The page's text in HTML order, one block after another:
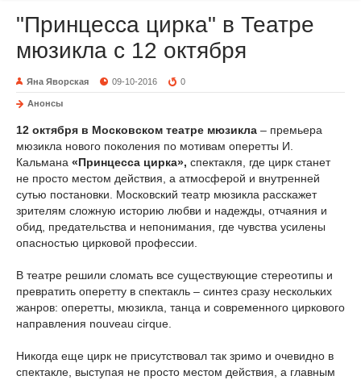
"Принцесса цирка" в Театре
мюзикла с 12 октября
Яна Яворская 09-10-2016 0
Анонсы
12 октября в Московском театре мюзикла – премьера
мюзикла нового поколения по мотивам оперетты И.
Кальмана «Принцесса цирка», спектакля, где цирк станет
не просто местом действия, а атмосферой и внутренней
сутью постановки. Московский театр мюзикла расскажет
зрителям сложную историю любви и надежды, отчаяния и
обид, предательства и непонимания, где чувства усилены
опасностью цирковой профессии.
В театре решили сломать все существующие стереотипы и
превратить оперетту в спектакль – синтез сразу нескольких
жанров: оперетты, мюзикла, танца и современного циркового
направления nouveau cirque.
Никогда еще цирк не присутствовал так зримо и очевидно в
спектакле, выступая не просто местом действия, а главным